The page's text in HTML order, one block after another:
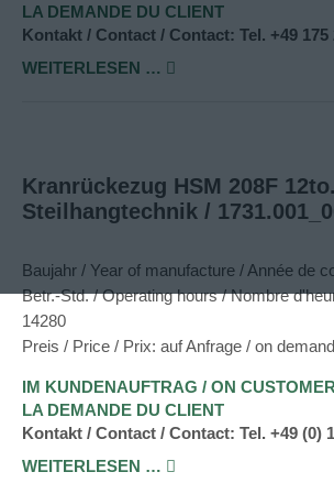
LA DEMANDE DU CLIENT
Kontakt / Contact / Contact: Tel. +49 175
WEITERLESEN …
Kranrückezug HSM 208F 12to.
Steilhangtechnik /
Baujahr / Year of manufacture / Année de
Betr.-Std. / Operating hours / Nombre
14280
Preis / Price / Prix: auf Anfrage / on
IM KUNDENAUFTRAG / ON
LA DEMANDE DU CLIENT
Kontakt / Contact / Contact: Tel. +49 (0)
WEITERLESEN …